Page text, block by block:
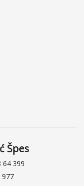
Špes
64 399
977